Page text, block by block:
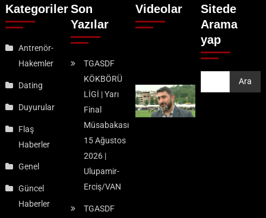
Kategoriler
Antrenör-
Hakemler
Dating
Duyurular
Flaş
Haberler
Genel
Güncel
Haberler
Son
Yazılar
TGASDF
KÖKBÖRÜ
LİGİ | Yarı
Final
Müsabakası
15 Ağustos
2026 |
Ulupamir-
Erciş/VAN
TGASDF
Videolar
Sitede
Arama
yap
Ara